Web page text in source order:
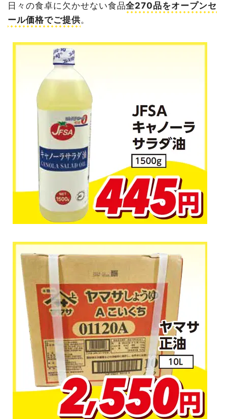
日々の食卓に欠かせない食品全270品をオープンセ
ール価格でご提供。